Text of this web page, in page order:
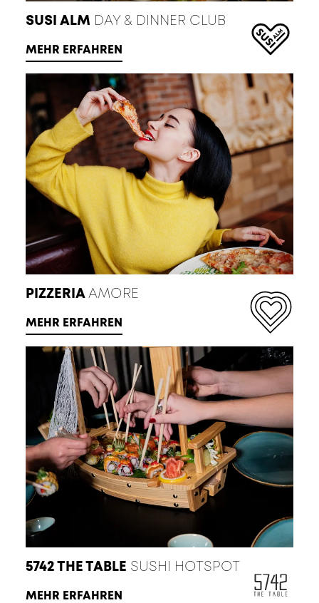
SUSI ALM DAY & DINNER CLUB
MEHR ERFAHREN
PIZZERIA AMORE
MEHR ERFAHREN
5742 THE TABLE SUSHI HOTSPOT
MEHR ERFAHREN